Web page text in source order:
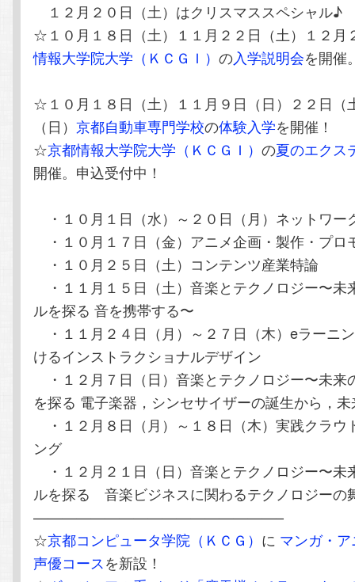
１２月２０日（土）はクリスマススペシャル♪
☆１０月１８日（土）１１月２２日（土）１２月
情報大学院大学（ＫＣＧＩ）の入学説明会を開催
☆１０月１８日（土）１１月９日（日）２２日（
（日）京都自動車専門学校の体験入学を開催！
☆京都情報大学院大学（ＫＣＧＩ）の夏のエクス
開催。申込受付中！
・１０月１日（水）～２０日（月）ネットワー
・１０月１７日（金）アニメ企画・製作・プロ
・１０月２５日（土）コンテンツ産業特論
・１１月１５日（土）音楽とテクノロジー〜未
ルを探る 音を携帯する〜
・１１月２４日（月）～２７日（木）eラーニ
けるインストラクショナルデザイン
・１２月７日（日）音楽とテクノロジー〜未来
を探る 電子楽器，シンセサイザーの誕生から，
・１２月８日（月）～１８日（木）実践クラウ
ング
・１２月２１日（日）音楽とテクノロジー〜未
ルを探る 音楽ビジネスに関わるテクノロジーの
—————————————————–
☆京都コンピュータ学院（ＫＣＧ） に マンガ・
声優コースを新設！